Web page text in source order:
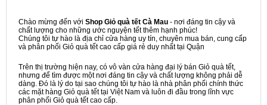
Chào mừng đến với Shop Giỏ quà tết Cà Mau - nơi đáng tin cậy và
chất lượng cho những ước nguyện tết thêm hạnh phúc!
Chúng tôi tự hào là địa chỉ cửa hàng uy tín, chuyên mua bán, cung cấp
và phân phối Giỏ quà tết cao cấp giá rẻ duy nhất tại Quận
Trên thị trường hiện nay, có vô vàn cửa hàng đại lý bán Giỏ quà tết,
nhưng để tìm được một nơi đáng tin cậy và chất lượng không phải dễ
dàng. Đó là lý do tại sao chúng tôi tự hào là nhà phân phối chính thức
các mặt hàng Giỏ quà tết tại Việt Nam và luôn đi đầu trong lĩnh vực
phân phối Giỏ quà tết cao cấp.